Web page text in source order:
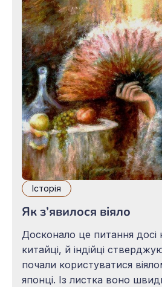
Історія
Як з’явилося віяло
Досконало це питання досі
китайці, й індійці
почали користуватися
японці. Із листка воно